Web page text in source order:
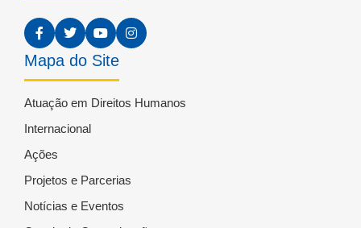
Mapa do Site
Atuação em Direitos Humanos
Internacional
Ações
Projetos e Parcerias
Notícias e Eventos